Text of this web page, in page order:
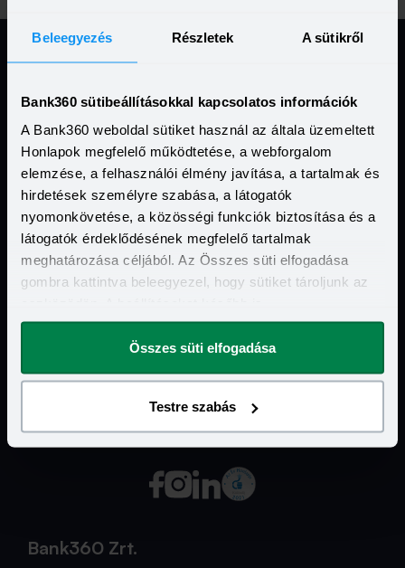
Beleegyezés Részletek A sütikről
Bank360 sütibeállításokkal kapcsolatos információk
A Bank360 weboldal sütiket használ az általa üzemeltett
Honlapok megfelelő működtetése, a webforgalom
elemzése, a felhasználói élmény javítása, a tartalmak és
hirdetések személyre szabása, a látogatók
nyomonkövetése, a közösségi funkciók biztosítása és a
látogatók érdeklődésének megfelelő tartalmak
meghatározása céljából. Az Összes süti elfogadása
gombra kattintva beleegyezel, hogy sütiket tároljunk az
megváltoztathatod.
Összes süti elfogadása
Testre szabás
Kapcsolat
Hasznos Linkek
További szolgáltatásaink
Ismerd meg a Bank360 Koint!
Bank360 2026Ⓒ - Minden jog fenntartva.
Bank360 Zrt.